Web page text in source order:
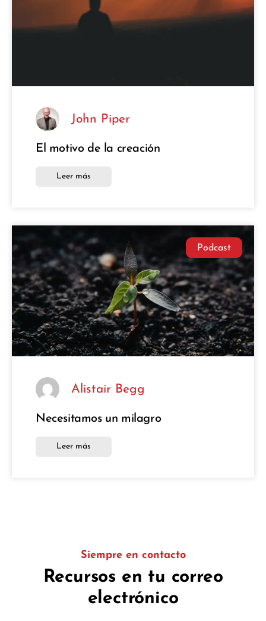
John Piper
El motivo de la creación
Leer más
Podcast
Alistair Begg
Necesitamos un milagro
Leer más
Siempre en contacto
Recursos en tu correo
electrónico